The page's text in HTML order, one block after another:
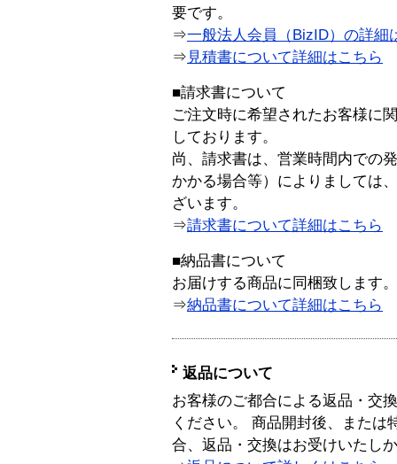
要です。
⇒一般法人会員（BizID）の詳細
⇒ 見積書について詳細はこちら
■請求書について
ご注文時に希望されたお客様に
しております。
尚、請求書は、営業時間内での
かかる場合等）によりましては
ざいます。
⇒請求書について詳細はこちら
■納品書について
お届けする商品に同梱致します。
⇒納品書について詳細はこちら
返品について
お客様のご都合による返品・交
ください。 商品開封後、または
合、返品・交換はお受けいたし